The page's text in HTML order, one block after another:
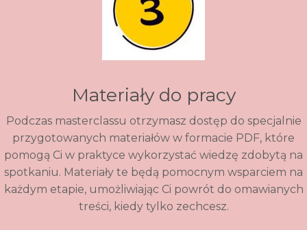
Materiały do pracy
Podczas masterclassu otrzymasz dostęp do specjalnie
przygotowanych materiałów w formacie PDF, które
pomogą Ci w praktyce wykorzystać wiedzę zdobytą na
spotkaniu. Materiały te będą pomocnym wsparciem na
każdym etapie, umożliwiając Ci powrót do omawianych
treści, kiedy tylko zechcesz.